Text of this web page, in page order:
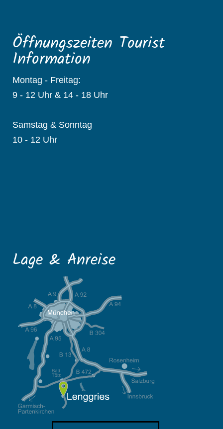
Öffnungszeiten Tourist
Information
Montag - Freitag:
9 - 12 Uhr & 14 - 18 Uhr
Samstag & Sonntag
10 - 12 Uhr
Lage & Anreise